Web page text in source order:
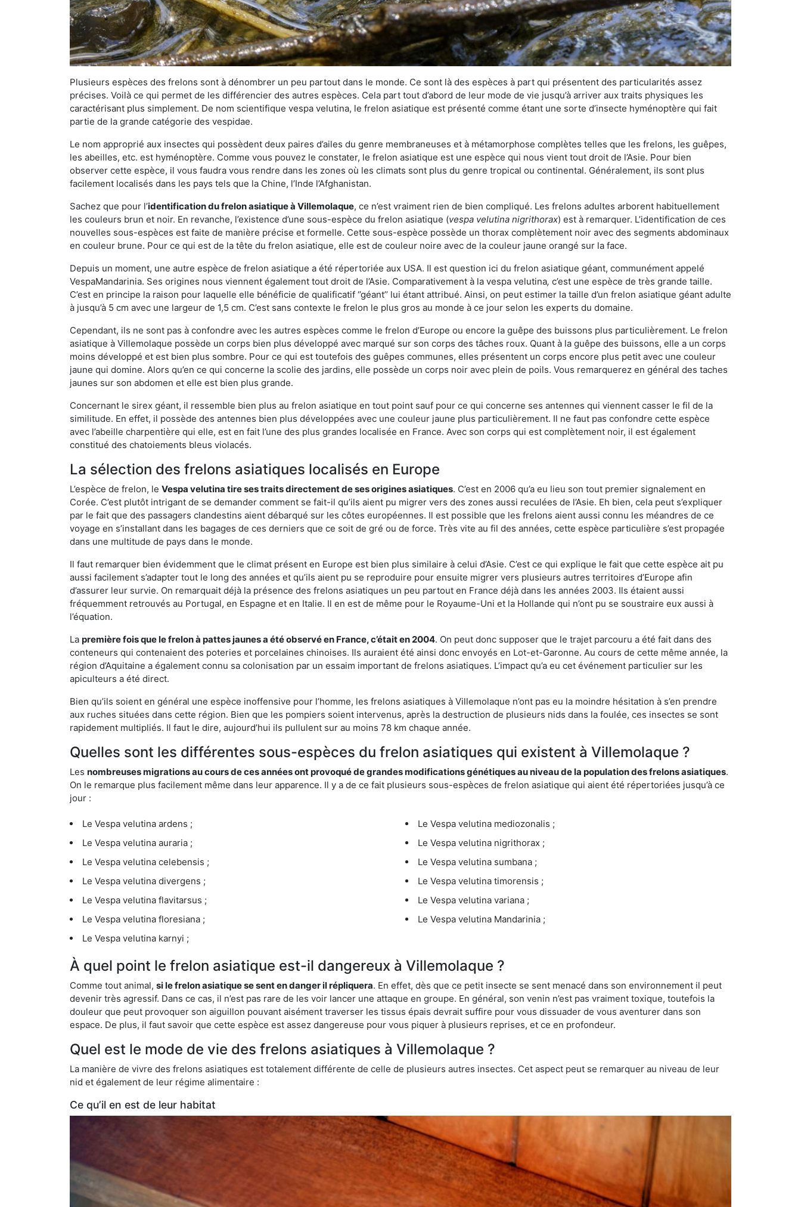
Plusieurs espèces des frelons sont à dénombrer un peu partout dans le monde. Ce sont là des espèces à part qui présentent des particularités assez
précises. Voilà ce qui permet de les différencier des autres espèces. Cela part tout d’abord de leur mode de vie jusqu’à arriver aux traits physiques les
caractérisant plus simplement. De nom scientifique vespa velutina, le frelon asiatique est présenté comme étant une sorte d’insecte hyménoptère qui fait
partie de la grande catégorie des vespidae.
Le nom approprié aux insectes qui possèdent deux paires d’ailes du genre membraneuses et à métamorphose complètes telles que les frelons, les guêpes,
les abeilles, etc. est hyménoptère. Comme vous pouvez le constater, le frelon asiatique est une espèce qui nous vient tout droit de l’Asie. Pour bien
observer cette espèce, il vous faudra vous rendre dans les zones où les climats sont plus du genre tropical ou continental. Généralement, ils sont plus
facilement localisés dans les pays tels que la Chine, l’Inde l’Afghanistan.
Sachez que pour l’identification du frelon asiatiqueà Villemolaque, ce n’est vraiment rien de bien compliqué. Les frelons adultes arborent habituellement
les couleurs brun et noir. En revanche, l’existence d’une sous-espèce du frelon asiatique (vespa velutina nigrithorax) est à remarquer. L’identification de ces
nouvelles sous-espèces est faite de manière précise et formelle. Cette sous-espèce possède un thorax complètement noir avec des segments abdominaux
en couleur brune. Pour ce qui est de la tête du frelon asiatique, elle est de couleur noire avec de la couleur jaune orangé sur la face.
Depuis un moment, une autre espèce de frelon asiatique a été répertoriée aux USA. Il est question ici du frelon asiatique géant, communément appelé
VespaMandarinia. Ses origines nous viennent également tout droit de l’Asie. Comparativement à la vespa velutina, c’est une espèce de très grande taille.
C’est en principe la raison pour laquelle elle bénéficie de qualificatif ‘’géant’’ lui étant attribué. Ainsi, on peut estimer la taille d’un frelon asiatique géant adulte
à jusqu’à 5 cm avec une largeur de 1,5 cm. C’est sans contexte le frelon le plus gros au monde à ce jour selon les experts du domaine.
Cependant, ils ne sont pas à confondre avec les autres espèces comme le frelon d’Europe ou encore la guêpe des buissons plus particulièrement. Le frelon
asiatique à Villemolaque possède un corps bien plus développé avec marqué sur son corps des tâches roux. Quant à la guêpe des buissons, elle a un corps
moins développé et est bien plus sombre. Pour ce qui est toutefois des guêpes communes, elles présentent un corps encore plus petit avec une couleur
jaune qui domine. Alors qu’en ce qui concerne la scolie des jardins, elle possède un corps noir avec plein de poils. Vous remarquerez en général des taches
jaunes sur son abdomen et elle est bien plus grande.
Concernant le sirex géant, il ressemble bien plus au frelon asiatique en tout point sauf pour ce qui concerne ses antennes qui viennent casser le fil de la
similitude. En effet, il possède des antennes bien plus développées avec une couleur jaune plus particulièrement. Il ne faut pas confondre cette espèce
avec l’abeille charpentière qui elle, est en fait l’une des plus grandes localisée en France. Avec son corps qui est complètement noir, il est également
constitué des chatoiements bleus violacés.
La sélection des frelons asiatiques localisés en Europe
L’espèce de frelon, le Vespa velutina tire ses traits directement de ses origines asiatiques. C’est en 2006 qu’a eu lieu son tout premier signalement en
Corée. C’est plutôt intrigant de se demander comment se fait-il qu’ils aient pu migrer vers des zones aussi reculées de l’Asie. Eh bien, cela peut s’expliquer
par le fait que des passagers clandestins aient débarqué sur les côtes européennes. Il est possible que les frelons aient aussi connu les méandres de ce
voyage en s’installant dans les bagages de ces derniers que ce soit de gré ou de force. Très vite au fil des années, cette espèce particulière s’est propagée
dans une multitude de pays dans le monde.
Il faut remarquer bien évidemment que le climat présent en Europe est bien plus similaire à celui d’Asie. C’est ce qui explique le fait que cette espèce ait pu
aussi facilement s’adapter tout le long des années et qu’ils aient pu se reproduire pour ensuite migrer vers plusieurs autres territoires d’Europe afin
d’assurer leur survie. On remarquait déjà la présence des frelons asiatiques un peu partout en France déjà dans les années 2003. Ils étaient aussi
fréquemment retrouvés au Portugal, en Espagne et en Italie. Il en est de même pour le Royaume-Uni et la Hollande qui n’ont pu se soustraire eux aussi à
l’équation.
La première fois que le frelon à pattes jaunes a été observé en France, c’était en 2004. On peut donc supposer que le trajet parcouru a été fait dans des
conteneurs qui contenaient des poteries et porcelaines chinoises. Ils auraient été ainsi donc envoyés en Lot-et-Garonne. Au cours de cette même année, la
région d’Aquitaine a également connu sa colonisation par un essaim important de frelons asiatiques. L’impact qu’a eu cet événement particulier sur les
apiculteurs a été direct.
Bien qu’ils soient en général une espèce inoffensive pour l’homme, les frelons asiatiques à Villemolaque n’ont pas eu la moindre hésitation à s’en prendre
aux ruches situées dans cette région. Bien que les pompiers soient intervenus, après la destruction de plusieurs nids dans la foulée, ces insectes se sont
rapidement multipliés. Il faut le dire, aujourd’hui ils pullulent sur au moins 78 km chaque année.
Quelles sont les différentes sous-espèces du frelon asiatiques qui existent à Villemolaque ?
Les nombreuses migrations au cours de ces années ont provoqué de grandes modifications génétiques au niveau de la population des frelons asiatiques.
On le remarque plus facilement même dans leur apparence. Il y a de ce fait plusieurs sous-espèces de frelon asiatique qui aient été répertoriées jusqu’à ce
jour :
Le Vespa velutina ardens ;
Le Vespa velutina auraria ;
Le Vespa velutina celebensis ;
Le Vespa velutina divergens ;
Le Vespa velutina flavitarsus ;
Le Vespa velutina floresiana ;
Le Vespa velutina karnyi ;
Le Vespa velutina mediozonalis ;
Le Vespa velutina nigrithorax ;
Le Vespa velutina sumbana ;
Le Vespa velutina timorensis ;
Le Vespa velutina variana ;
Le Vespa velutina Mandarinia ;
À quel point le frelon asiatique est-il dangereux à Villemolaque ?
Comme tout animal, si le frelon asiatique se sent en danger il répliquera. En effet, dès que ce petit insecte se sent menacé dans son environnement il peut
devenir très agressif. Dans ce cas, il n’est pas rare de les voir lancer une attaque en groupe. En général, son venin n’est pas vraiment toxique, toutefois la
douleur que peut provoquer son aiguillon pouvant aisément traverser les tissus épais devrait suffire pour vous dissuader de vous aventurer dans son
espace. De plus, il faut savoir que cette espèce est assez dangereuse pour vous piquer à plusieurs reprises, et ce en profondeur.
Quel est le mode de vie des frelons asiatiques à Villemolaque ?
La manière de vivre des frelons asiatiques est totalement différente de celle de plusieurs autres insectes. Cet aspect peut se remarquer au niveau de leur
nid et également de leur régime alimentaire :
Ce qu’il en est de leur habitat